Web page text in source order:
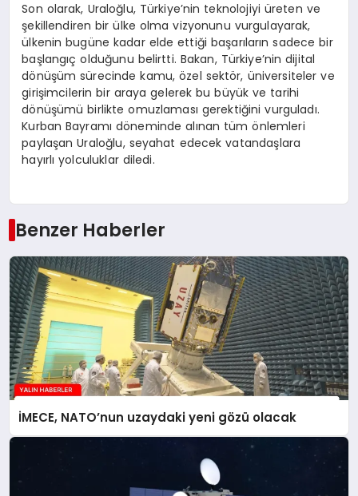
Son olarak, Uraloğlu, Türkiye’nin teknolojiyi üreten ve
şekillendiren bir ülke olma vizyonunu vurgulayarak,
ülkenin bugüne kadar elde ettiği başarıların sadece bir
başlangıç olduğunu belirtti. Bakan, Türkiye’nin dijital
dönüşüm sürecinde kamu, özel sektör, üniversiteler ve
girişimcilerin bir araya gelerek bu büyük ve tarihi
dönüşümü birlikte omuzlaması gerektiğini vurguladı.
Kurban Bayramı döneminde alınan tüm önlemleri
paylaşan Uraloğlu, seyahat edecek vatandaşlara
hayırlı yolculuklar diledi.
Benzer Haberler
İMECE, NATO’nun uzaydaki yeni gözü olacak